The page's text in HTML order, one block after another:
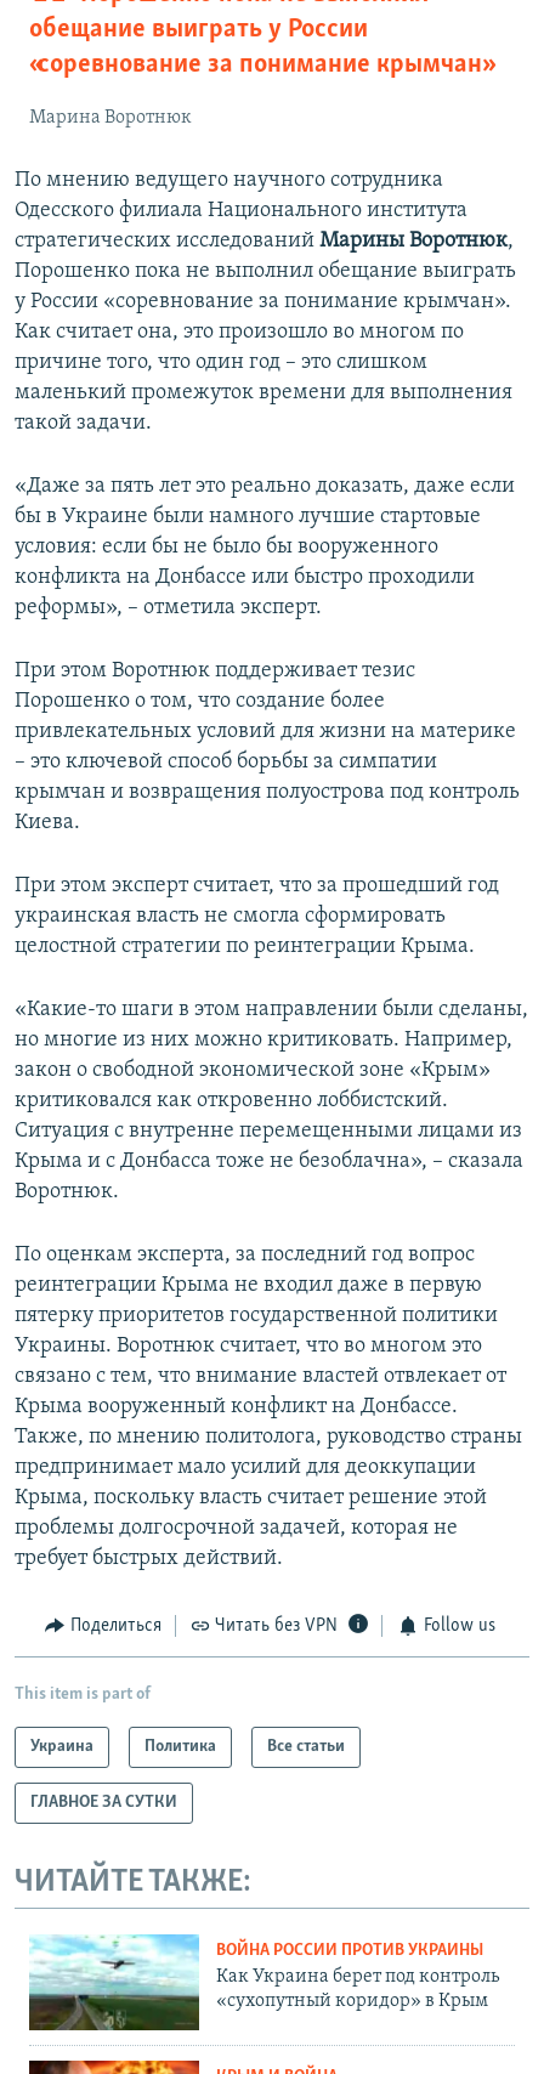
обещание выиграть у России
«соревнование за понимание крымчан»
Марина Воротнюк
По мнению ведущего научного сотрудника
Одесского филиала Национального института
стратегических исследований Марины Воротнюк,
Порошенко пока не выполнил обещание выиграть
у России «соревнование за понимание крымчан».
Как считает она, это произошло во многом по
причине того, что один год – это слишком
маленький промежуток времени для выполнения
такой задачи.
«Даже за пять лет это реально доказать, даже если
бы в Украине были намного лучшие стартовые
условия: если бы не было бы вооруженного
конфликта на Донбассе или быстро проходили
реформы», – отметила эксперт.
При этом Воротнюк поддерживает тезис
Порошенко о том, что создание более
привлекательных условий для жизни на материке
– это ключевой способ борьбы за симпатии
крымчан и возвращения полуострова под контроль
Киева.
При этом эксперт считает, что за прошедший год
украинская власть не смогла сформировать
целостной стратегии по реинтеграции Крыма.
«Какие-то шаги в этом направлении были сделаны,
но многие из них можно критиковать. Например,
закон о свободной экономической зоне «Крым»
критиковался как откровенно лоббистский.
Ситуация с внутренне перемещенными лицами из
Крыма и с Донбасса тоже не безоблачна», – сказала
Воротнюк.
По оценкам эксперта, за последний год вопрос
реинтеграции Крыма не входил даже в первую
пятерку приоритетов государственной политики
Украины. Воротнюк считает, что во многом это
связано с тем, что внимание властей отвлекает от
Крыма вооруженный конфликт на Донбассе.
Также, по мнению политолога, руководство страны
предпринимает мало усилий для деоккупации
Крыма, поскольку власть считает решение этой
проблемы долгосрочной задачей, которая не
требует быстрых действий.
Поделиться Читать без VPN Follow us
This item is part of
Украина Политика Все статьи
ГЛАВНОЕ ЗА СУТКИ
ЧИТАЙТЕ ТАКЖЕ:
ВОЙНА РОССИИ ПРОТИВ УКРАИНЫ
Как Украина берет под контроль
«сухопутный коридор» в Крым